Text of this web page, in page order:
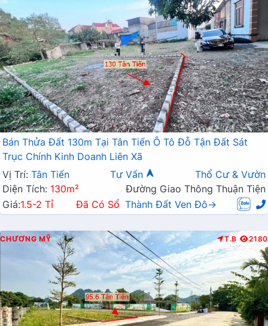
Bán Thửa Đất 130m Tại Tân Tiến Ô Tô Đỗ Tận Đất Sát
Trục Chính Kinh Doanh Liên Xã
Vị Trí: Tân Tiến Tư Vấn
Thổ Cư & Vườn
Diện Tích: 130m²
Đường Giao Thông Thuận Tiện
Giá:1.5-2 Tỉ Đã Có Sổ Thành Đất Ven Đô→
CHƯƠNG MỸ T.B 2180